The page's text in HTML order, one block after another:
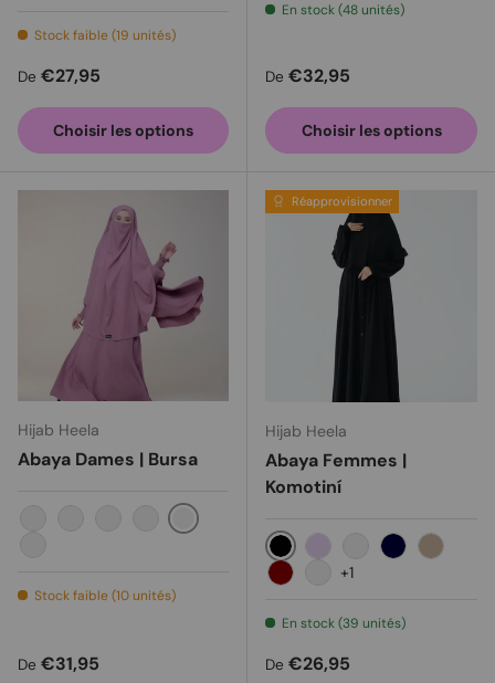
Stock faible (19 unités)
Prix habituel
De €27,95
Choisir les options
En stock (48 unités)
Prix habituel
De €32,95
Choisir les options
Hijab Heela
Abaya Dames | Bursa
Bleu poussiéreux
Vert SaugeViolet poussiéreux
Orchidées
Stock faible (10 unités)
Prix habituel
De €31,95
Réapprovisionner
Hijab Heela
Abaya Femmes |
Komotiní
Black Lavender
+1
En stock (39 unités)
Prix habituel
De €26,95